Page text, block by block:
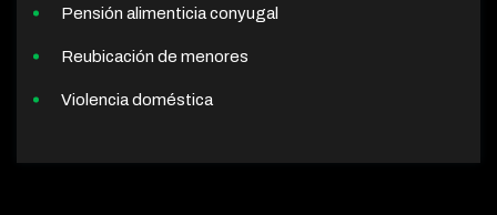
Pensión alimenticia conyugal
Reubicación de menores
Violencia doméstica